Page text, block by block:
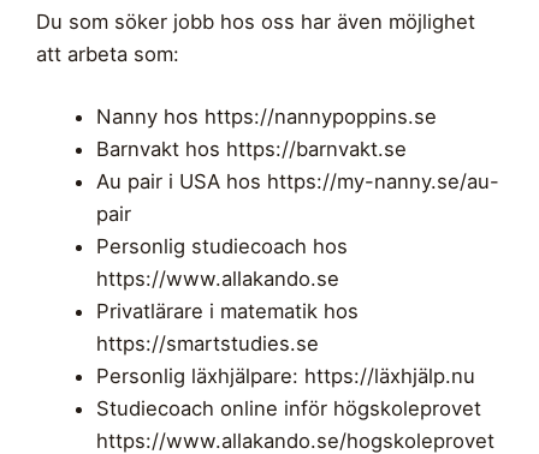
Du som söker jobb hos oss har även möjlighet
att arbeta som:
Nanny hos https://nannypoppins.se
Barnvakt hos https://barnvakt.se
Au pair i USA hos https://my-nanny.se/au-
pair
Personlig studiecoach hos
https://www.allakando.se
Privatlärare i matematik hos
https://smartstudies.se
Personlig läxhjälpare: https://läxhjälp.nu
Studiecoach online inför högskoleprovet
https://www.allakando.se/hogskoleprovet